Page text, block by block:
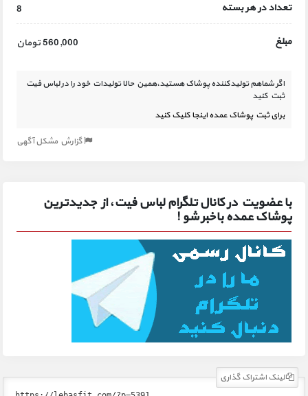
تعداد در هر بسته 8
مبلغ 560,000 تومان
اگر شماهم تولیدکننده پوشاک هستید،همین حالا تولیدات خود را در لباس فیت
ثبت کنید
برای ثبت پوشاک عمده اینجا کلیک کنید
گزارش مشکل آگهی
با عضویت در کانال تلگرام لباس فیت، از جدیدترین
پوشاک عمده باخبر شو !
لینک اشتراک گذاری